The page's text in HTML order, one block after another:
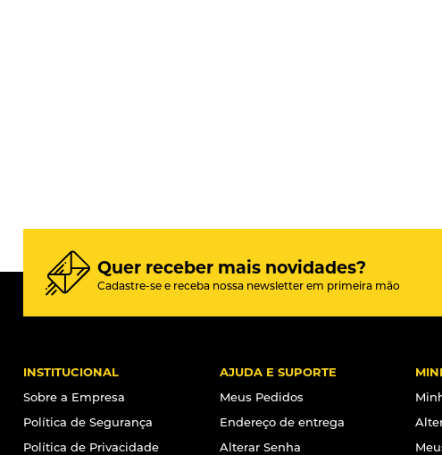
Quer receber mais novidades?
Cadastre-se e receba nossa newsletter em primeira mão
INSTITUCIONAL
Sobre a Empresa
Política de Segurança
Política de Privacidade
AJUDA E SUPORTE
Meus Pedidos
Endereço de entrega
Alterar Senha